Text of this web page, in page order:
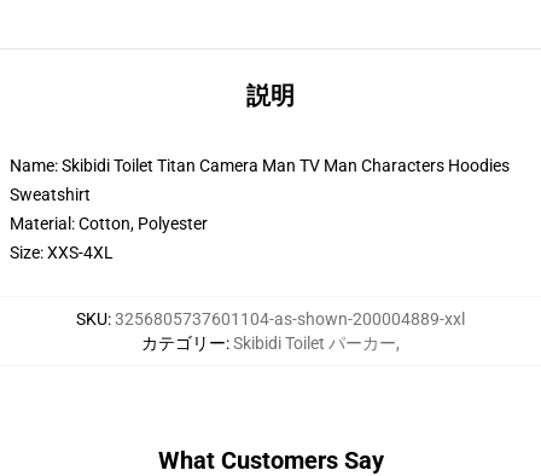
説明
Name: Skibidi Toilet Titan Camera Man TV Man Characters Hoodies
Sweatshirt
Material: Cotton, Polyester
Size: XXS-4XL
SKU:3256805737601104-as-shown-200004889-xxl
カテゴリー:Skibidi Toilet パーカー,
What Customers Say